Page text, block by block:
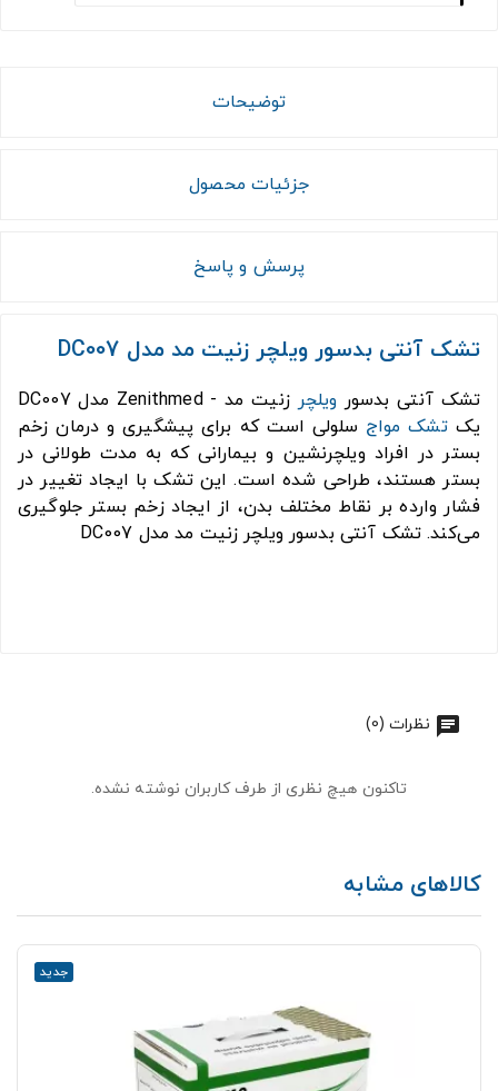
توضیحات
جزئیات محصول
پرسش و پاسخ
تشک آنتی بدسور ویلچر زنیت مد مدل DC007
تشک آنتی بدسور ویلچر
زنیت مد - Zenithmed مدل DC007
یکتشک مواج سلولی است که برای پیشگیری و درمان زخم
بستر در افراد ویلچرنشین و بیمارانی که به مدت طولانی در
بستر هستند، طراحی شده است. این تشک با ایجاد تغییر در
فشار وارده بر نقاط مختلف بدن، از ایجاد زخم بستر جلوگیری
می‌کند. تشک آنتی بدسور ویلچر زنیت مد مدل DC007
نظرات (0)
تاکنون هیچ نظری از طرف کاربران نوشته نشده.
کالاهای مشابه
جدید